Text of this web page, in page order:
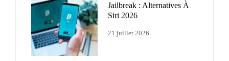
Jailbreak : Alternatives À
Siri 2026
21 juillet 2026